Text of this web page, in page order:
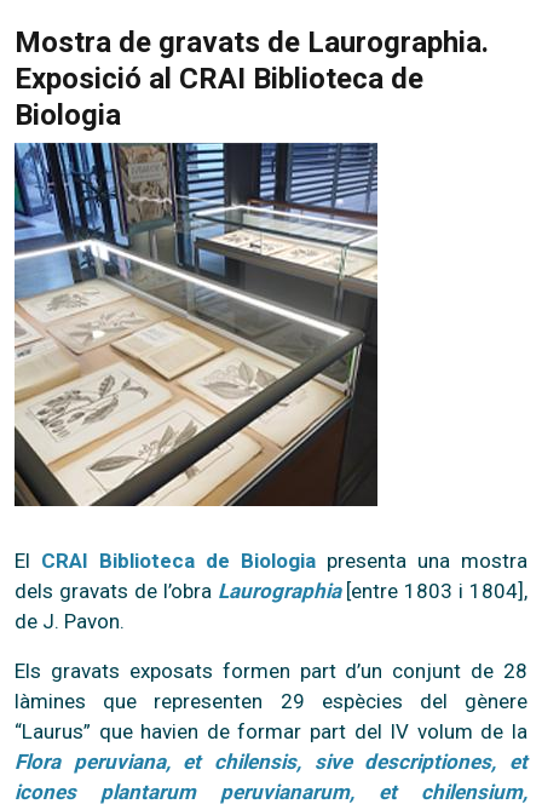
Mostra de gravats de Laurographia.
Exposició al CRAI Biblioteca de
Biologia
El CRAI Biblioteca de Biologia presenta una mostra
dels gravats de l’obra Laurographia[entre 1803 i 1804],
de J. Pavon.
Els gravats exposats formen part d’un conjunt de 28
làmines que representen 29 espècies del gènere
“Laurus” que havien de formar part del IV volum de la
Flora peruviana, et chilensis, sive descriptiones, et
icones plantarum peruvianarum, et chilensium,